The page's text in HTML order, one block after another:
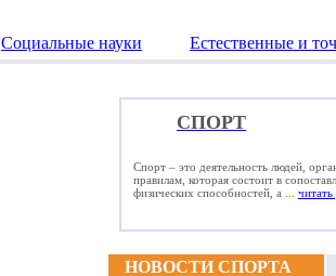
Социальные науки Естественные и
СПОРТ
Спорт – это деятельность людей,
правилам, которая состоит в
физических способностей, а ... читать
НОВОСТИ СПОРТА